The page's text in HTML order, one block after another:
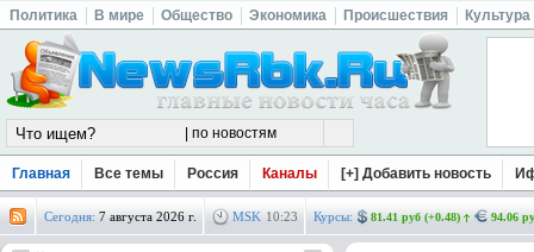
Политика В мире Общество Экономика Происшествия Культура
Главная Все темы Россия Каналы [+] Добавить новость
Сегодня: 7 августа 2026 г. MSK 10:23 Курсы: 81.41 руб (+0.48) 94.06